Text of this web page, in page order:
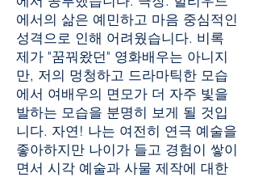
에서의 삶은 예민하고 마음 중심적인
성격으로 인해 어려웠습니다. 비록
제가 "꿈꿔왔던" 영화배우는 아니지
만, 저의 멍청하고 드라마틱한 모습
에서 여배우의 면모가 더 자주 빛을
발하는 모습을 분명히 보게 될 것입
니다. 자연! 나는 여전히 연극 예술을
좋아하지만 나이가 들고 경험이 쌓이
면서 시각 예술과 사물 제작에 대한